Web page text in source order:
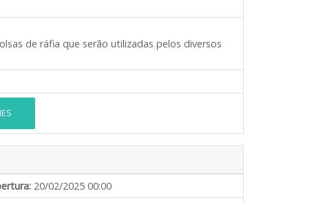
de ráfia que serão utilizadas pelos diversos
20/02/2025 00:00